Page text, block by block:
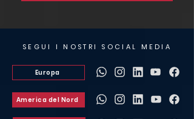
SEGUI I NOSTRI SOCIAL MEDIA
Europa
America del Nord